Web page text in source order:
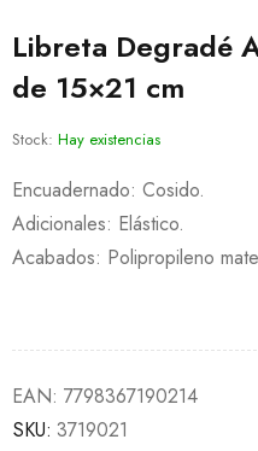
Libreta Degradé
de 15×21 cm
Stock: Hay existencias
Encuadernado: Cosido.
Adicionales: Elástico.
Acabados: Polipropileno
EAN: 7798367190214
SKU: 3719021